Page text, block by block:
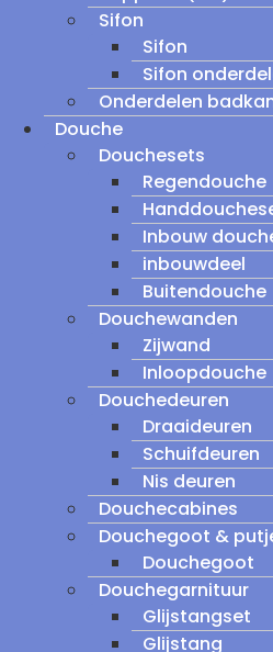
Sifon
Sifon
Sifon
Onderdelen
Douche
Douchesets
Regendouche
Inbouw
inbouwdeel
Buitendouche
Douchewanden
Zijwand
Inloopdouche
Douchedeuren
Draaideuren
Schuifdeuren
Nis deuren
Douchecabines
Douchegoot &
Douchegoot
Douchegarnituur
Glijstangset
Glijstang